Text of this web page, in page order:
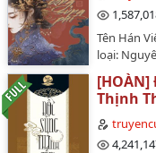
Bùi Thanh
nguyên
vị đại
đích tiểu
dịch như
cương: là
giáo. Con
trở nên
đế giết
ngồi
làm
cung nhìn
vạn lần
nói với
ta!Hậu
Tên Hán
loại:
Trọng
Lãnh
ÁNHậu
Thái hậu,
trước
[HOÀN]
Thịnh